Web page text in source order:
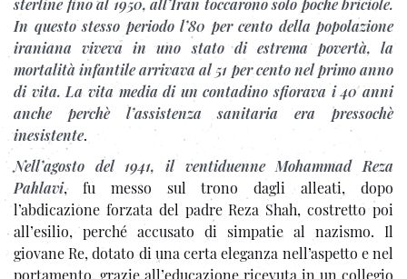
In questo stesso periodo l’80 per cento della popolazione
iraniana viveva in uno stato di estrema povertà, la
mortalità infantile arrivava al 51 per cento nel primo anno
di vita. La vita media di un contadino sfiorava i 40 anni
anche perchè l’assistenza sanitaria era pressochè
inesistente.
Nell’agosto del 1941, il ventiduenne Mohammad Reza
Pahlavi, fu messo sul trono dagli alleati, dopo
l’abdicazione forzata del padre Reza Shah, costretto poi
all’esilio, perché accusato di simpatie al nazismo. Il
giovane Re, dotato di una certa eleganza nell’aspetto e nel
portamento, grazie all’educazione ricevuta in un collegio